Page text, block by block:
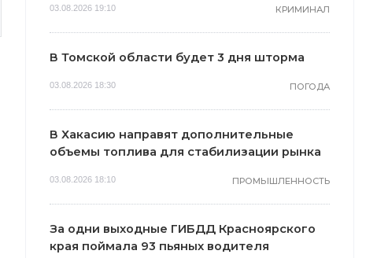
03.08.2026 19:10 КРИМИНАЛ
В Томской области будет 3 дня шторма
03.08.2026 18:30 ПОГОДА
В Хакасию направят дополнительные
объемы топлива для стабилизации рынка
03.08.2026 18:10 ПРОМЫШЛЕННОСТЬ
За одни выходные ГИБДД Красноярского
края поймала 93 пьяных водителя